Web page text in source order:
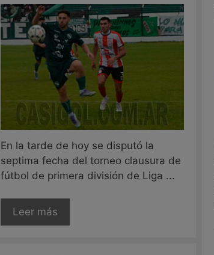
En la tarde de hoy se disputó la
septima fecha del torneo clausura de
fútbol de primera división de Liga ...
Leer más